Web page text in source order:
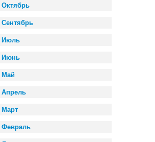
Октябрь
Сентябрь
Июль
Июнь
Май
Апрель
Март
Февраль